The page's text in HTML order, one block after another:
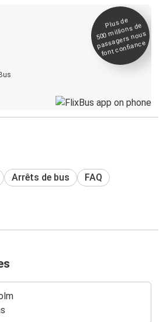
Plus de
500
millions de
passagers nous
font confiance
Arrêts de bus
FAQ